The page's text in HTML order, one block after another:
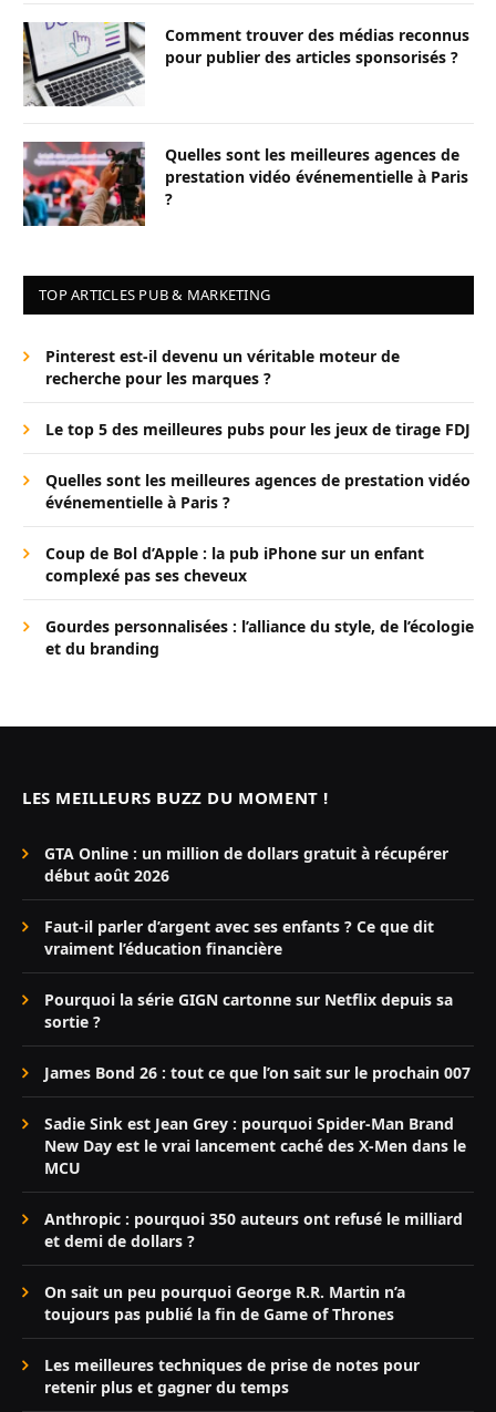
Comment trouver des médias reconnus
pour publier des articles sponsorisés ?
Quelles sont les meilleures agences de
prestation vidéo événementielle à Paris
?
TOP ARTICLES PUB & MARKETING
Pinterest est-il devenu un véritable moteur de
recherche pour les marques ?
Le top 5 des meilleures pubs pour les jeux de tirage FDJ
Quelles sont les meilleures agences de prestation vidéo
événementielle à Paris ?
Coup de Bol d’Apple : la pub iPhone sur un enfant
complexé pas ses cheveux
Gourdes personnalisées : l’alliance du style, de l’écologie
et du branding
LES MEILLEURS BUZZ DU MOMENT !
GTA Online : un million de dollars gratuit à récupérer
début août 2026
Faut-il parler d’argent avec ses enfants ? Ce que dit
vraiment l’éducation financière
Pourquoi la série GIGN cartonne sur Netflix depuis sa
sortie ?
James Bond 26 : tout ce que l’on sait sur le prochain 007
Sadie Sink est Jean Grey : pourquoi Spider-Man Brand
New Day est le vrai lancement caché des X-Men dans le
MCU
Anthropic : pourquoi 350 auteurs ont refusé le milliard
et demi de dollars ?
On sait un peu pourquoi George R.R. Martin n’a
toujours pas publié la fin de Game of Thrones
Les meilleures techniques de prise de notes pour
retenir plus et gagner du temps